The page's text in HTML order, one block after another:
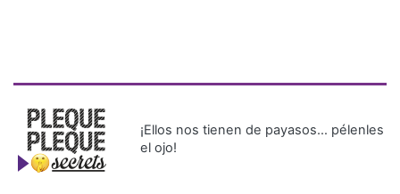
¡Ellos nos tienen de payasos… pélenles
el ojo!